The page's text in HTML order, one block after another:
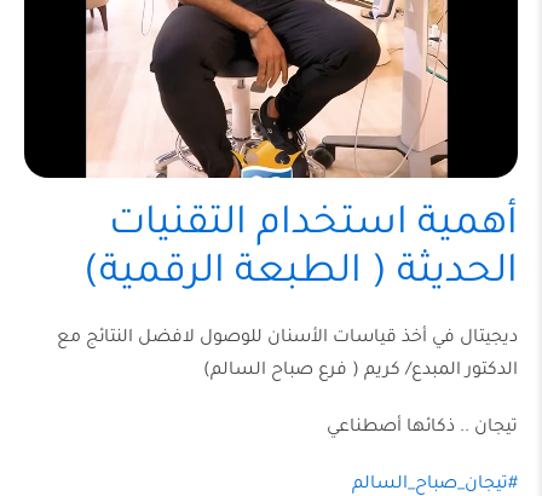
أهمية استخدام التقنيات
الحديثة ( الطبعة الرقمية)
ديجيتال في أخذ قياسات الأسنان للوصول لافضل النتائج مع
الدكتور المبدع/ كريم ( فرع صباح السالم)
تيجان .. ذكائها أصطناعي
#تيجان_صباح_السالم